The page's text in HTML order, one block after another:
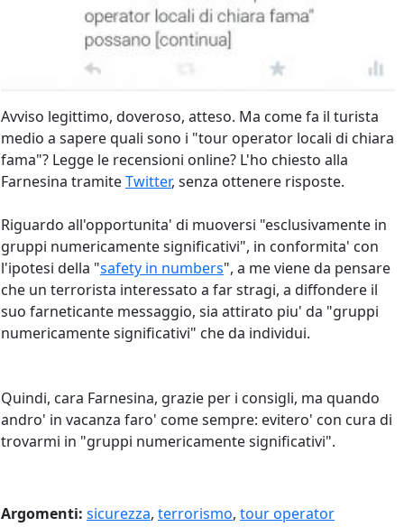
Avviso legittimo, doveroso, atteso. Ma come fa il turista
medio a sapere quali sono i "tour operator locali di chiara
fama"? Legge le recensioni online? L'ho chiesto alla
Farnesina tramiteTwitter, senza ottenere risposte.
Riguardo all'opportunita' di muoversi "esclusivamente in
gruppi numericamente significativi", in conformita' con
l'ipotesi della "safety in numbers", a me viene da pensare
che un terrorista interessato a far stragi, a diffondere il
suo farneticante messaggio, sia attirato piu' da "gruppi
numericamente significativi" che da individui.
Quindi, cara Farnesina, grazie per i consigli, ma quando
andro' in vacanza faro' come sempre: evitero' con cura di
trovarmi in "gruppi numericamente significativi".
Argomenti: sicurezza, terrorismo, tour operator